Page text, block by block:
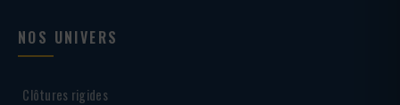
NOS UNIVERS
Clôtures rigides